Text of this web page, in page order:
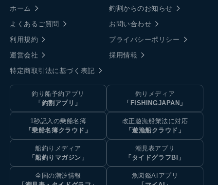
ホーム
釣割からのお知らせ
よくあるご質問
お問い合わせ
利用規約
プライバシーポリシー
運営会社
採用情報
特定商取引法に基づく表記
釣り船予約アプリ
「釣割アプリ」
釣りメディア
「FISHINGJAPAN」
1秒記入の乗船名簿
「乗船名簿クラウド」
改正遊漁船業法に対応
「遊漁船クラウド」
船釣りメディア
「船釣りマガジン」
潮見表アプリ
「タイドグラフBI」
全国の潮汐情報
魚図鑑AIアプリ